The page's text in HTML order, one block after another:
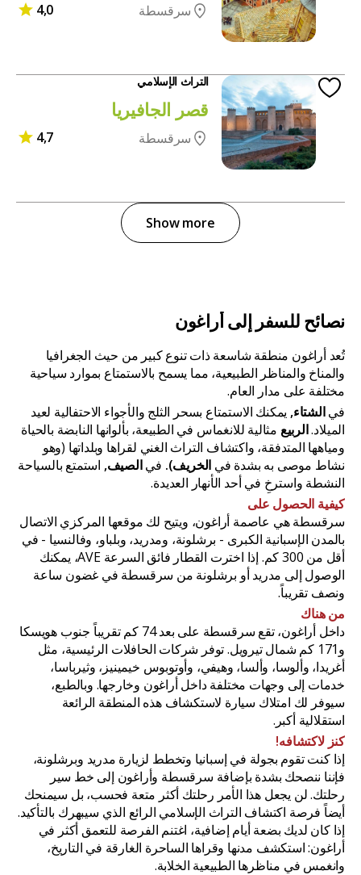
سرقسطة 4,0
التراث الإسلامي
قصر الجافيريا
سرقسطة 4,7
Show more
نصائح للسفر إلى أراغون
تُعد أراغون منطقة شاسعة ذات تنوع كبير من حيث الجغرافيا
والمناخ والمناظر الطبيعية، مما يسمح بالاستمتاع بموارد سياحية
مختلفة على مدار العام.
فيالشتاء, يمكنك الاستمتاع بسحر الثلج والأجواء الاحتفالية لعيد
الميلاد.الربيع مثالية للانغماس في الطبيعة، بألوانها النابضة بالحياة
ومياهها المتدفقة، واكتشاف التراث الغني لقراها وبلداتها (وهو
نشاط موصى به بشدة في الخريف). فيالصيف, استمتع بالسياحة
النشطة واسترخِ في أحد الأنهار العديدة.
كيفية الحصول على
سرقسطة هي عاصمة أراغون، ويتيح لك موقعها المركزي الاتصال
بالمدن الإسبانية الكبرى - برشلونة، ومدريد، وبلباو، وفالنسيا - في
أقل من 300 كم. إذا اخترت القطار فائق السرعة AVE، يمكنك
الوصول إلى مدريد أو برشلونة من سرقسطة في غضون ساعة
ونصف تقريباً.
من هناك
داخل أراغون، تقع سرقسطة على بعد 74 كم تقريباً جنوب هويسكا
و171 كم شمال تيرويل. توفر شركات الحافلات الرئيسية، مثل
أغريدا، وألوسا، وألسا، وهيفي، وأوتوبوس خيمينيز، وثيرباسا،
خدمات إلى وجهات مختلفة داخل أراغون وخارجها. وبالطبع،
سيوفر لك امتلاك سيارة لاستكشاف هذه المنطقة الرائعة
استقلالية أكبر.
كنز لاكتشافه!
إذا كنت تقوم بجولة في إسبانيا وتخطط لزيارة مدريد وبرشلونة،
فإننا ننصحك بشدة بإضافة سرقسطة وأراغون إلى خط سير
رحلتك. لن يجعل هذا الأمر رحلتك أكثر متعة فحسب، بل سيمنحك
أيضاً فرصة اكتشاف التراث الإسلامي الرائع الذي سيبهرك بالتأكيد.
إذا كان لديك بضعة أيام إضافية، اغتنم الفرصة للتعمق أكثر في
أراغون: استكشف مدنها وقراها الساحرة الغارقة في التاريخ،
وانغمس في مناظرها الطبيعية الخلابة.